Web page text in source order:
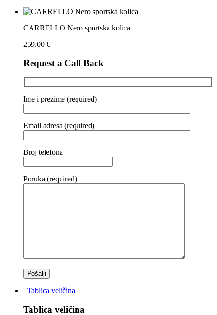
CARRELLO Nero sportska kolica
259.00 €
Request a Call Back
Ime i prezime (required)
Email adresa (required)
Broj telefona
Poruka (required)
Tablica veličina
Tablica veličina